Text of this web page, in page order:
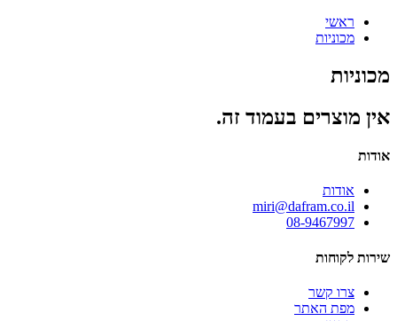
ראשי
מכוניות
מכוניות
אין מוצרים בעמוד זה.
אודות
אודות
miri@dafram.co.il
08-9467997
שירות לקוחות
צרו קשר
מפת האתר